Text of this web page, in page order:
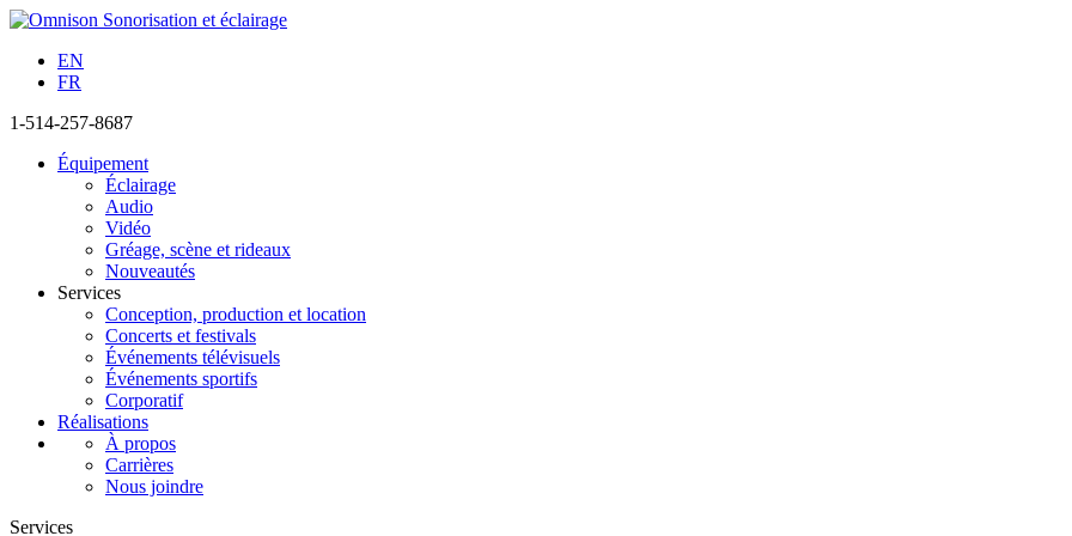
EN
FR
1-514-257-8687
Équipement
Éclairage
Audio
Vidéo
Gréage, scène et rideaux
Nouveautés
Services
Conception, production et location
Concerts et festivals
Événements télévisuels
Événements sportifs
Corporatif
Réalisations
À propos
Carrières
Nous joindre
Services